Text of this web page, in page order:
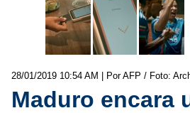
28/01/2019 10:54 AM | Por AFP / Foto:
Maduro encara